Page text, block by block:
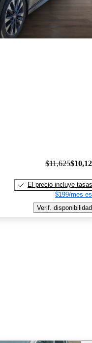
$11,625
El precio incluye tasas
$199/mes
Verif. disponibilidad